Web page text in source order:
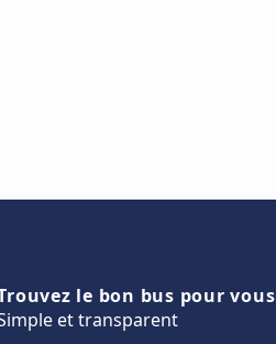
le bon bus pour vous
et transparent